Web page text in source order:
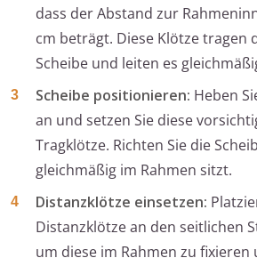
dass der Abstand zur
cm beträgt. Diese Klötze tragen
Scheibe und leiten es
Scheibe positionieren: Heben
an und setzen Sie diese
Tragklötze. Richten Sie die
gleichmäßig im Rahmen sitzt.
Distanzklötze einsetzen:
Distanzklötze an den seitlichen
um diese im Rahmen zu fixieren